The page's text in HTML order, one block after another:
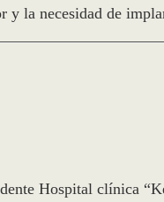
la necesidad de
Hospital clínica